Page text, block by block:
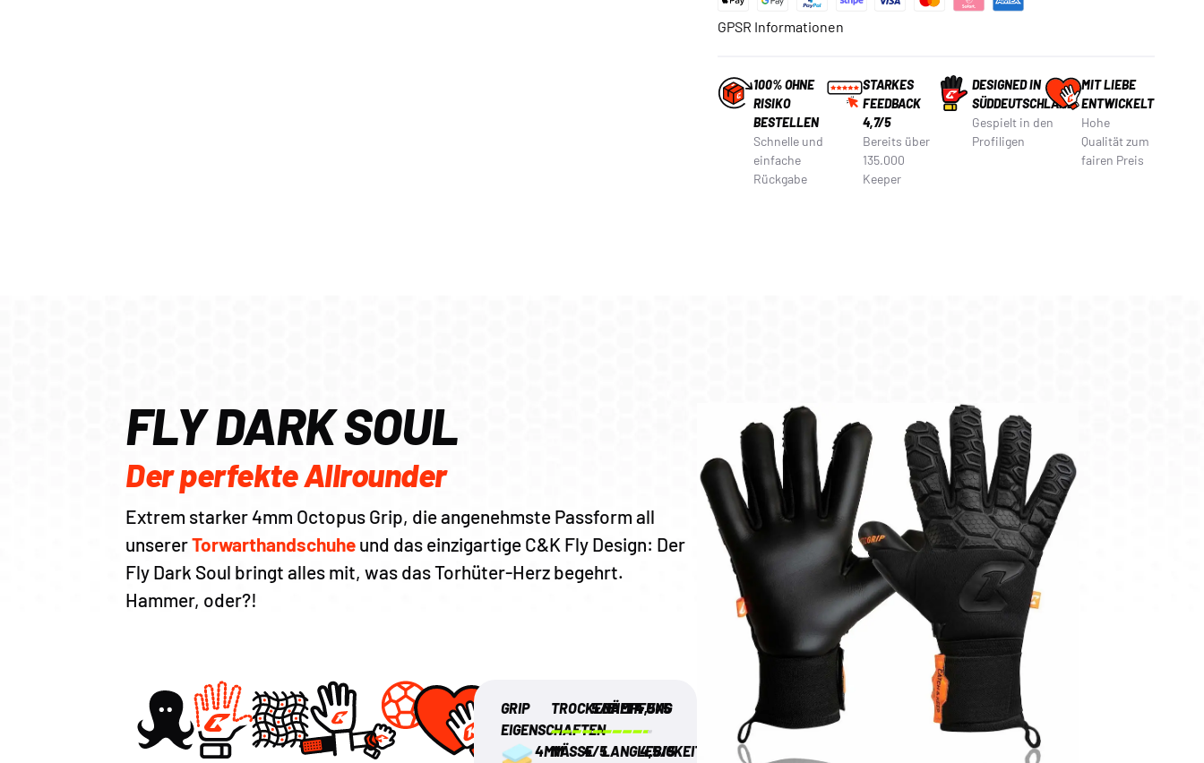
GPSR Informationen
100% OHNE
RISIKO
BESTELLEN
Schnelle und
einfache
Rückgabe
STARKES
FEEDBACK
4,7/5
Bereits über
135.000
Keeper
DESIGNED IN
SÜDDEUTSCHLAND
Gespielt in den
Profiligen
MIT LIEBE
ENTWICKELT
Hohe
Qualität zum
fairen Preis
FLY DARK SOUL
Der perfekte Allrounder
Extrem starker 4mm Octopus Grip, die angenehmste Passform all
unsererTorwarthandschuhe und das einzigartige C&K Fly Design: Der
Fly Dark Soul bringt alles mit, was das Torhüter-Herz begehrt.
Hammer, oder?!
GRIP
EIGENSCHAFTEN
4MM
TROCKENHEIT
5/5
NÄSSE4/5
DÄMPFUNG
4,5/5
LANGLEBIGKEIT
4,5/5